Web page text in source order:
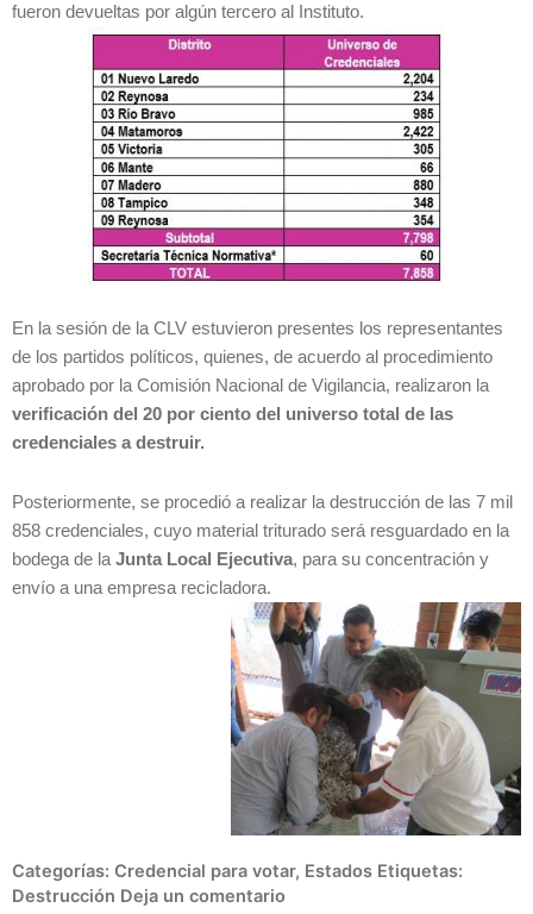
fueron devueltas por algún tercero al Instituto.
En la sesión de la CLV estuvieron presentes los representantes
de los partidos políticos, quienes, de acuerdo al procedimiento
aprobado por la Comisión Nacional de Vigilancia, realizaron la
verificación del 20 por ciento del universo total de las
credenciales a destruir.
Posteriormente, se procedió a realizar la destrucción de las 7 mil
858 credenciales, cuyo material triturado será resguardado en la
bodega de la Junta Local Ejecutiva, para su concentración y
envío a una empresa recicladora.
Categorías: Credencial para votar, Estados Etiquetas:
Destrucción Deja un comentario